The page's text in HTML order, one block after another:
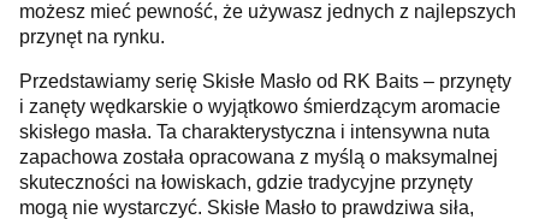
możesz mieć pewność, że używasz jednych z najlepszych
przynęt na rynku.
Przedstawiamy serię Skisłe Masło od RK Baits – przynęty
i zanęty wędkarskie o wyjątkowo śmierdzącym aromacie
skisłego masła. Ta charakterystyczna i intensywna nuta
zapachowa została opracowana z myślą o maksymalnej
skuteczności na łowiskach, gdzie tradycyjne przynęty
mogą nie wystarczyć. Skisłe Masło to prawdziwa siła,